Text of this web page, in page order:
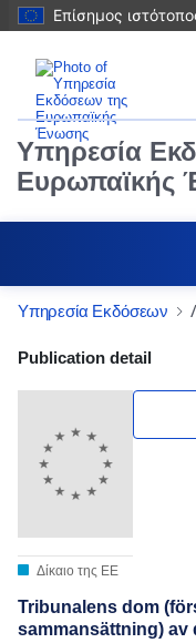
Επίσημος
Υπηρεσία
Ευρωπαϊκής
Υπηρεσία Εκδόσεων
Publication
Publication detail
Δίκαιο της ΕΕ
Tribunalens dom
sammansättning) av